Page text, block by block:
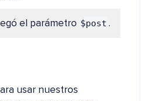
el parámetro $post .
usar nuestros